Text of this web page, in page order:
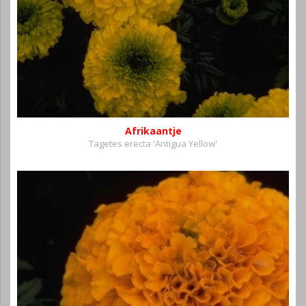
Afrikaantje
Tagetes erecta 'Antigua Yellow'